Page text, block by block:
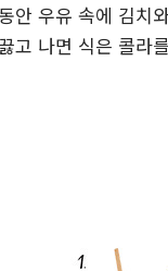
안 우유 속에 김치
고 나면 식은 콜라